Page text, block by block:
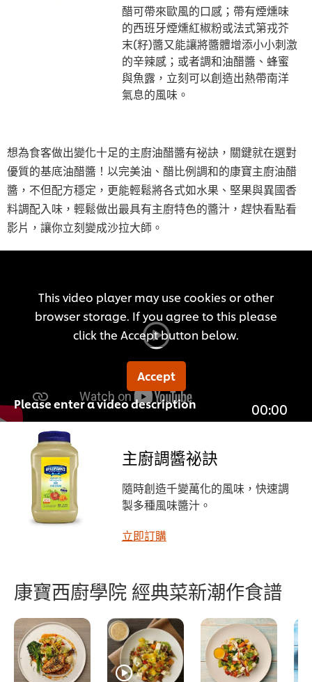
醋可帶來歐風的口感；帶有煙燻味
的西班牙煙燻紅椒粉或法式第戎芥
末(籽)醬又能讓將醬體增添小小刺激
的辛辣感；或者調和油醋醬、蜂蜜
與魚露，立刻可以創造出熱帶南洋
氣息的風味。
想為食客做出變化十足的主廚油醋醬有祕訣，關鍵就在選對
優質的基底油醋醬！以完美油、醋比例調和的康寶主廚油醋
醬，不但配方穩定，更能輕鬆將各式如水果、堅果與異國香
料調配入味，輕鬆做出最具有主廚特色的醬汁，趕快看點看
影片，讓你立刻變成沙拉大師。
This video player may use cookies or other
browser storage. If you agree to this please
click the Accept button below.
Accept
Please enter a video description 00:00
主廚調醬祕訣
隨時創造千變萬化的風味，快速調
製多種風味醬汁。
立即訂購
康寶西廚學院 經典菜新潮作食譜